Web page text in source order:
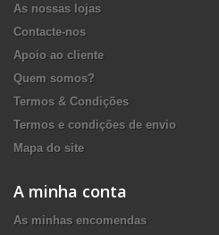
As nossas lojas
Contacte-nos
Apoio ao cliente
Quem somos?
Termos & Condições
Termos e condições de envio
Mapa do site
A minha conta
As minhas encomendas